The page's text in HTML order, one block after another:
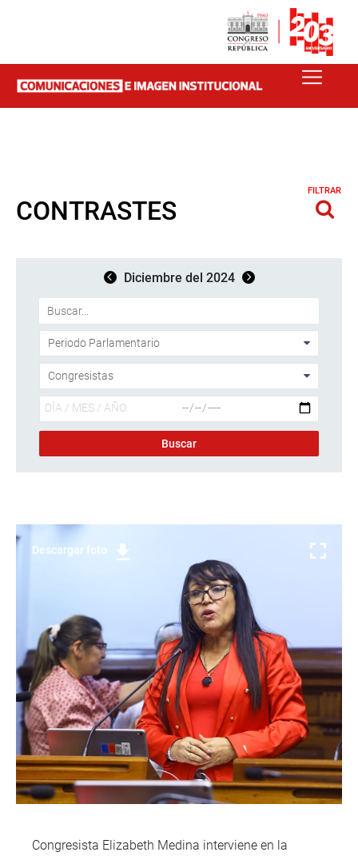
CONTRASTES
FILTRAR
Diciembre del 2024
Descargar foto
Congresista Elizabeth Medina interviene en la